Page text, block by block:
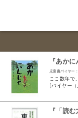
児童書バイヤー
[バイヤー